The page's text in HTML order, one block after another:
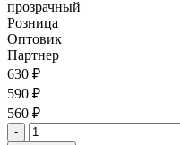
прозрачный
Розница
Оптовик
Партнер
630 ₽
590 ₽
560 ₽
-